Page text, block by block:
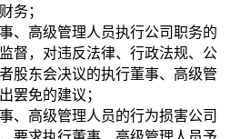
务；
、高级管理人员执行公司职务的
督，对违反法律、行政法规、公
股东会决议的执行董事、高级管
罢免的建议；
、高级管理人员的行为损害公司